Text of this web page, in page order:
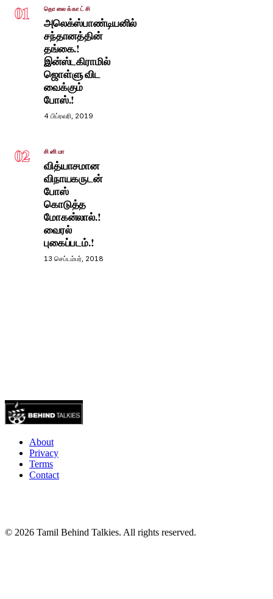
01 தொலைக்காட்சி
அலெக்ஸ்பாண்டியனில்
சந்தானத்தின்
தங்கை.!
இன்ஸ்டகிராமில்
ஜொள்ளு விட
வைக்கும்
போஸ்.!
4 பிப்ரவரி, 2019
02 சினிமா
வித்யாசமான
விநாயகருடன்
போஸ்
கொடுத்த
மோகன்லால்.!
வைரல்
புகைப்படம்.!
13 செப்டம்பர், 2018
About
Privacy
Terms
Contact
© 2026 Tamil Behind Talkies. All rights reserved.